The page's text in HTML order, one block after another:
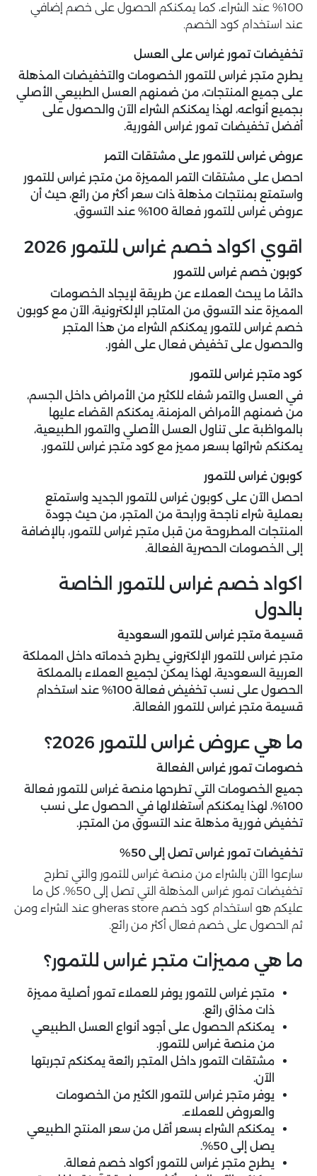
100% عند الشراء، كما يمكنكم الحصول على خصم إضافي
عند استخدام كود الخصم.
تخفيضات تمور غراس على العسل
يطرح متجر غراس للتمور الخصومات والتخفيضات المذهلة
على جميع المنتجات، من ضمنهم العسل الطبيعي الأصلي
بجميع أنواعه، لهذا يمكنكم الشراء الآن والحصول على
أفضل تخفيضات تمور غراس الفورية.
عروض غراس للتمور على مشتقات التمر
احصل على مشتقات التمر المميزة من متجر غراس للتمور
واستمتع بمنتجات مذهلة ذات سعر أكثر من رائع، حيث أن
عروض غراس للتمور فعالة 100% عند التسوق.
اقوي اكواد خصم غراس للتمور 2026
كوبون خصم غراس للتمور
دائمًا ما يبحث العملاء عن طريقة لإيجاد الخصومات
المميزة عند التسوق من المتاجر الإلكترونية، الآن مع كوبون
خصم غراس للتمور يمكنكم الشراء من هذا المتجر
والحصول على تخفيض فعال على الفور.
كود متجر غراس للتمور
في العسل والتمر شفاء للكثير من الأمراض داخل الجسم،
من ضمنهم الأمراض المزمنة، يمكنكم القضاء عليها
بالمواظبة على تناول العسل الأصلي والتمور الطبيعية،
يمكنكم شرائها بسعر مميز مع كود متجر غراس للتمور.
كوبون غراس للتمور
احصل الآن على كوبون غراس للتمور
الجديد واستمتع
بعملية شراء ناجحة ورابحة من المتجر، من حيث جودة
المنتجات المطروحة من قبل متجر غراس للتمور، بالإضافة
إلى الخصومات الحصرية الفعالة.
اكواد خصم غراس للتمور الخاصة
بالدول
قسيمة متجر غراس للتمور السعودية
متجر غراس للتمور الإلكتروني يطرح خدماته داخل المملكة
العربية السعودية، لهذا يمكن لجميع العملاء بالمملكة
الحصول على نسب تخفيض فعالة 100% عند استخدام
قسيمة متجر غراس للتمور
الفعالة.
ما هي عروض غراس للتمور 2026؟
خصومات تمور غراس الفعالة
جميع الخصومات التي تطرحها منصة غراس للتمور فعالة
100%، لهذا يمكنكم استغلالها في الحصول على نسب
تخفيض فورية مذهلة عند التسوق من المتجر.
تخفيضات تمور غراس تصل إلى 50%
سارعوا الآن بالشراء من منصة غراس للتمور والتي تطرح
تخفيضات تمور غراس المذهلة التي تصل إلى 50%، كل ما
عليكم هو استخدام كود خصم gheras store عند الشراء ومن
ثم الحصول على خصم فعال أكثر من رائع.
ما هي مميزات متجر غراس للتمور؟
متجر غراس للتمور يوفر للعملاء تمور أصلية مميزة
ذات مذاق رائع.
يمكنكم الحصول على أجود أنواع العسل الطبيعي
من منصة غراس للتمور.
مشتقات التمور داخل المتجر رائعة يمكنكم تجربتها
الآن.
يوفر متجر غراس للتمور الكثير من الخصومات
والعروض للعملاء.
يمكنكم الشراء بسعر أقل من سعر المنتج الطبيعي
يصل إلى 50%.
يطرح متجر غراس للتمور أكواد خصم فعالة.